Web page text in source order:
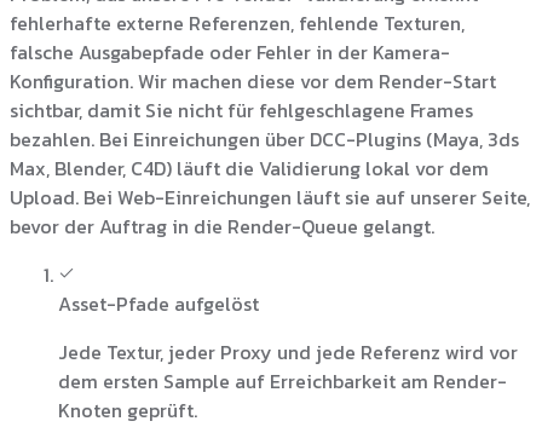
fehlerhafte externe Referenzen, fehlende Texturen,
falsche Ausgabepfade oder Fehler in der Kamera-
Konfiguration. Wir machen diese vor dem Render-Start
sichtbar, damit Sie nicht für fehlgeschlagene Frames
bezahlen. Bei Einreichungen über DCC-Plugins (Maya, 3ds
Max, Blender, C4D) läuft die Validierung lokal vor dem
Upload. Bei Web-Einreichungen läuft sie auf unserer Seite,
bevor der Auftrag in die Render-Queue gelangt.
Asset-Pfade aufgelöst
Jede Textur, jeder Proxy und jede Referenz wird vor
dem ersten Sample auf Erreichbarkeit am Render-
Knoten geprüft.